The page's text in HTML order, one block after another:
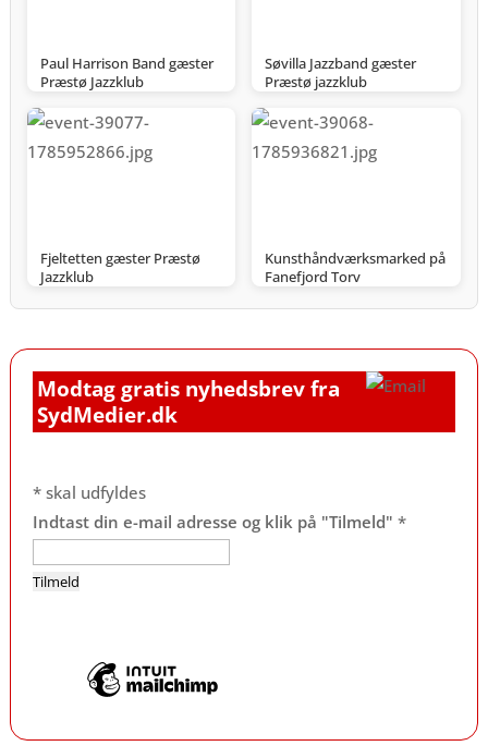
Paul Harrison Band gæster
Præstø Jazzklub
Søvilla Jazzband gæster
Præstø jazzklub
Fjeltetten gæster Præstø
Jazzklub
Kunsthåndværksmarked på
Fanefjord Torv
Modtag gratis nyhedsbrev fra
SydMedier.dk
*skal udfyldes
Indtast din e-mail adresse og klik på "Tilmeld" *